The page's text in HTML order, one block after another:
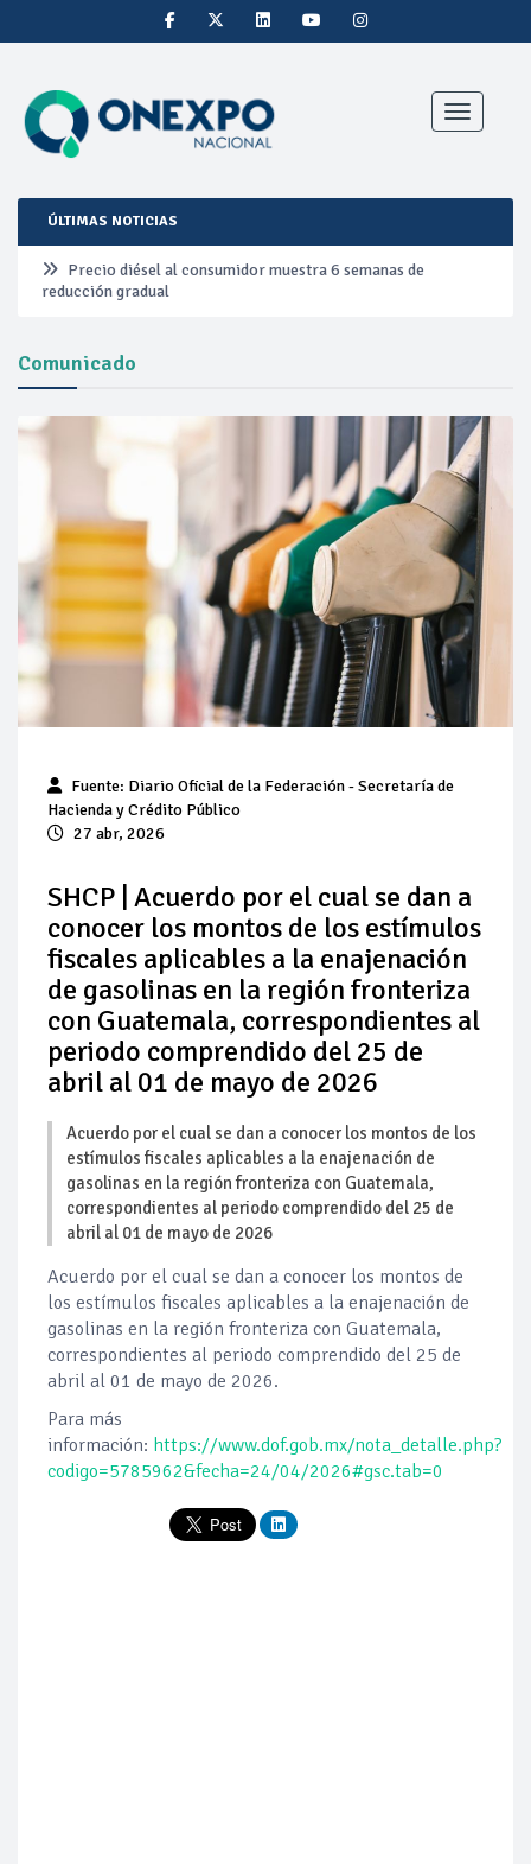
Toggle
ÚLTIMAS NOTICIAS
Precio diésel al consumidor muestra 6 semanas de
reducción gradual
Pemex ante la refinación clandestina
Petrobras duplica ganancias en segundo trimestre por
precios del petróleo y producción récord
Cautela en el mercado por conversaciones Irán-Omán
Pierde Pemex 71 millones de pesos al día por
"procesadoras" ilegales
Pacto dispara 83% ventas diésel Pemex
Incertidumbre regulatoria pone a prueba las inversiones de
las Estaciones de Servicio familiares
espera estabilización del mercado
Baja 5% más el precio internacional del crudo por posible
Petróleo continúa su descenso en el mercado internacional
Comunicado
Fuente: Diario Oficial de la Federación - Secretaría de
Hacienda y Crédito Público
27 abr, 2026
SHCP | Acuerdo por el cual se dan a
conocer los montos de los estímulos
fiscales aplicables a la enajenación
de gasolinas en la región fronteriza
con Guatemala, correspondientes al
periodo comprendido del 25 de
abril al 01 de mayo de 2026
Acuerdo por el cual se dan a conocer los montos de los
estímulos fiscales aplicables a la enajenación de
gasolinas en la región fronteriza con Guatemala,
correspondientes al periodo comprendido del 25 de
abril al 01 de mayo de 2026
Acuerdo por el cual se dan a conocer los montos de
los estímulos fiscales aplicables a la enajenación de
gasolinas en la región fronteriza con Guatemala,
correspondientes al periodo comprendido del 25 de
abril al 01 de mayo de 2026.
Para más
información: https://www.dof.gob.mx/nota_detalle.php?
codigo=5785962&fecha=24/04/2026#gsc.tab=0